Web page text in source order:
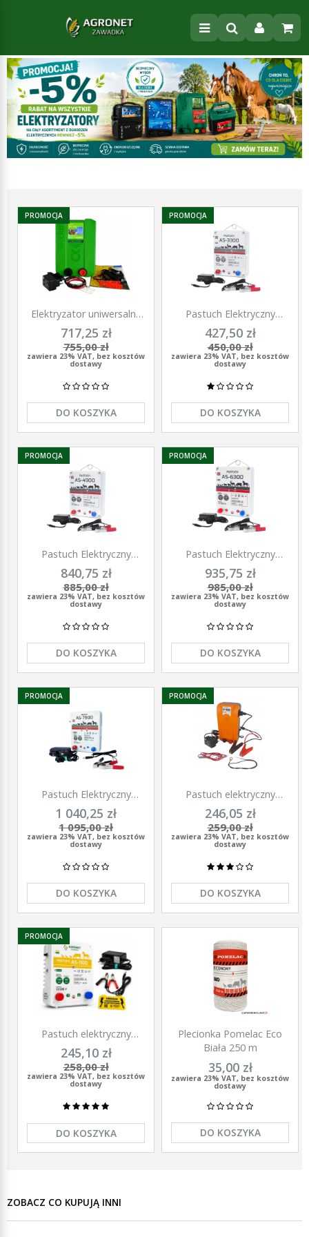
Elektryzator uniwersalny
TITAN DUO 3000, dla
koni, bydła, owiec i kóz,
2,0 J, Kerbl
717,25 zł
755,00 zł
zawiera 23% VAT, bez kosztów
dostawy
DO KOSZYKA
PROMOCJA
Pastuch Elektryczny
Elektryzator uniwersalny
Pomelac AS-3300 3,3 Jula
427,50 zł
450,00 zł
zawiera 23% VAT, bez kosztów
dostawy
DO KOSZYKA
PROMOCJA
Pastuch Elektryczny
Elektryzator uniwersalny
Pomelac AS-4900 4,9Jula
840,75 zł
885,00 zł
zawiera 23% VAT, bez kosztów
dostawy
DO KOSZYKA
PROMOCJA
Pastuch Elektryczny
Elektryzator uniwersalny
Pomelac AS-6300 6,3Jula
935,75 zł
985,00 zł
zawiera 23% VAT, bez kosztów
dostawy
DO KOSZYKA
PROMOCJA
Pastuch Elektryczny
Elektryzator uniwersalny
Pomelac AS-7900 7,9 Jula
1 040,25 zł
1 095,00 zł
zawiera 23% VAT, bez kosztów
dostawy
DO KOSZYKA
PROMOCJA
Pastuch elektryczny
elektryzator uniwersalny z
zasilaczem 9/12/230V
Unitra - U1000
246,05 zł
259,00 zł
zawiera 23% VAT, bez kosztów
dostawy
DO KOSZYKA
PROMOCJA
Pastuch elektryczny
polski elektryzator
uniwersalny Agronet AS-
1100 12V/230
245,10 zł
258,00 zł
zawiera 23% VAT, bez kosztów
dostawy
DO KOSZYKA
PROMOCJA
Plecionka Pomelac Eco
Biała 250 m
35,00 zł
zawiera 23% VAT, bez kosztów
dostawy
DO KOSZYKA
ZOBACZ CO KUPUJĄ INNI